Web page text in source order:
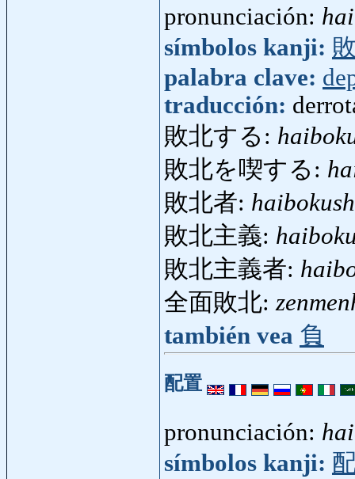
pronunciación:
símbolos kanji:
palabra clave:
traducción:
敗北する:
敗北を喫する:
敗北者:
敗北主義:
敗北主義者:
全面敗北:
también vea 負
配置
pronunciación:
símbolos kanji: